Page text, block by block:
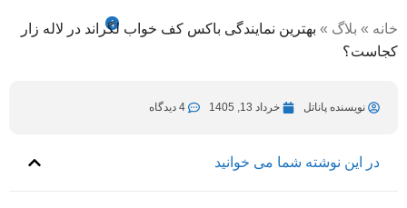
نویسنده پاناتلخرداد 13, 1405 در خرداد 13, 1405
4 خانه » بلاگ » بهترین نمایندگی باکس کف خواب لگراند در لاله زار
کجاست؟
نویسنده پاناتل خرداد 13, 1405 4 دیدگاه
در این نوشته شما می خوانید